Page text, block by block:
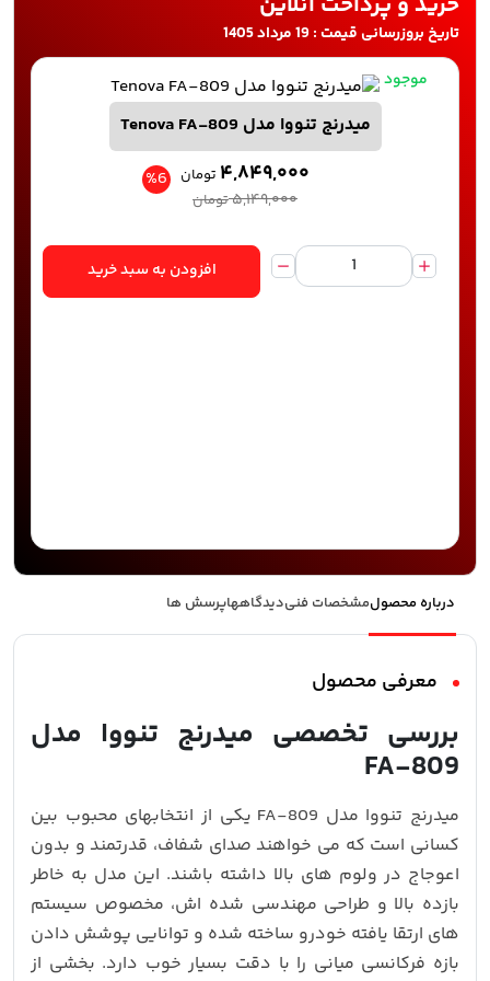
تاریخ بروزرسانی قیمت : 19 مرداد 1405
موجود
میدرنج تنووا مدل Tenova FA-809
۴,۸۴۹,۰۰۰ تومان
۵,۱۴۹,۰۰۰تومان
%6
افزودن به سبد خرید
درباره محصولمشخصات فنیدیدگاههاپرسش ها
معرفی محصول
بررسی تخصصی میدرنج تنووا مدل
FA-809
میدرنج تنووا مدل FA-809 یکی از انتخابهای محبوب بین
کسانی است که می‌ خواهند صدای شفاف، قدرتمند و بدون
اعوجاج در ولوم‌ های بالا داشته باشند. این مدل به‌ خاطر
بازده بالا و طراحی مهندسی‌ شده‌ اش، مخصوص سیستم‌
های ارتقا یافته خودرو ساخته شده و توانایی پوشش دادن
بازه فرکانسی میانی را با دقت بسیار خوب دارد. بخشی از